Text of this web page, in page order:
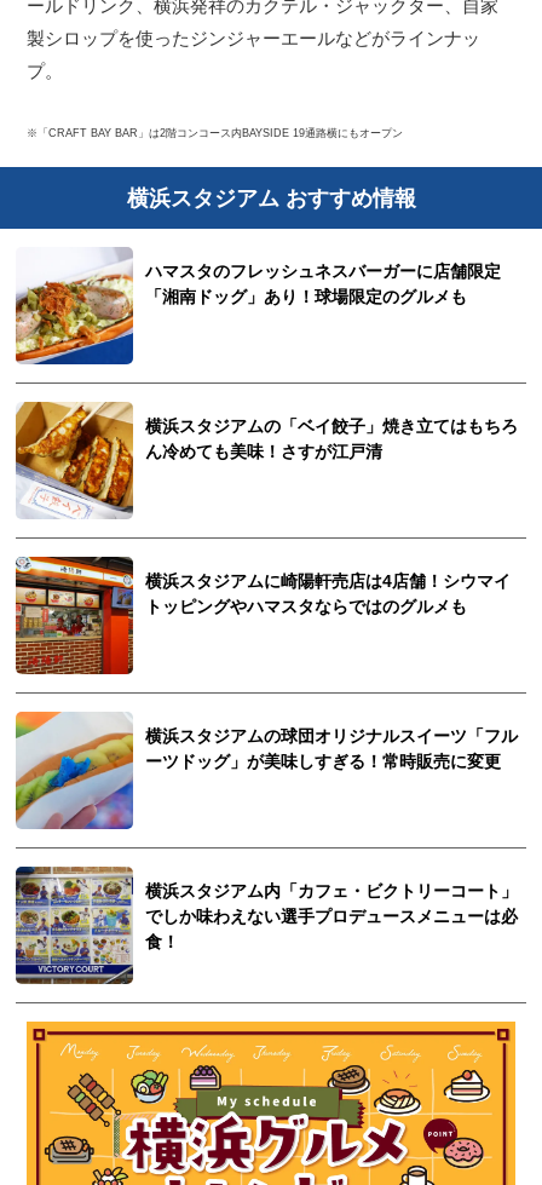
ールドリンク、横浜発祥のカクテル・ジャックター、自家
製シロップを使ったジンジャーエールなどがラインナッ
プ。
※「CRAFT BAY BAR」は2階コンコース内BAYSIDE 19通路横にもオープン
横浜スタジアム おすすめ情報
ハマスタのフレッシュネスバーガーに店舗限定
「湘南ドッグ」あり！球場限定のグルメも
横浜スタジアムの「ベイ餃子」焼き立てはもちろ
ん冷めても美味！さすが江戸清
横浜スタジアムに崎陽軒売店は4店舗！シウマイ
トッピングやハマスタならではのグルメも
横浜スタジアムの球団オリジナルスイーツ「フル
ーツドッグ」が美味しすぎる！常時販売に変更
横浜スタジアム内「カフェ・ビクトリーコート」
でしか味わえない選手プロデュースメニューは必
食！